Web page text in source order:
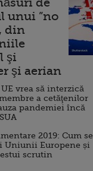
unui ”no
din
şi
şi aerian
vrea să interzică
a cetăţenilor
pandemiei încă
2019: Cum se
Uniunii Europene și
scrutin